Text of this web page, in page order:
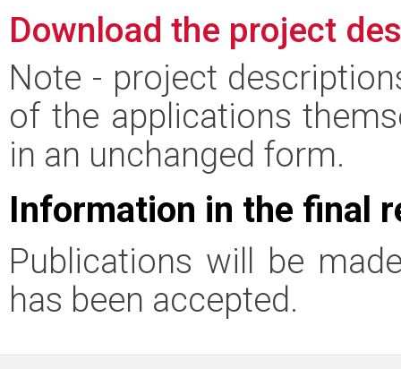
Download the project
Note - project
of the applications
in an unchanged form.
Information in the final
Publications will be
has been accepted.